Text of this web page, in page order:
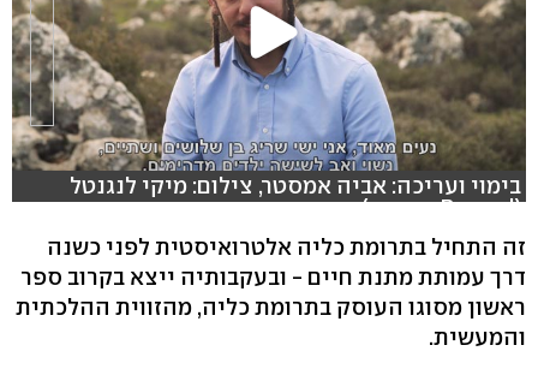
בימוי ועריכה: אביה אמסטר, צילום: מיקי לנגנטל
(Record הפקות)
זה התחיל בתרומת כליה אלטרואיסטית לפני כשנה
דרך עמותת מתנת חיים - ובעקבותיה ייצא בקרוב ספר
ראשון מסוגו העוסק בתרומת כליה, מהזווית ההלכתית
והמעשית.